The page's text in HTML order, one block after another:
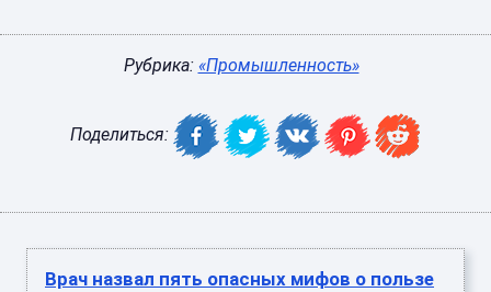
Рубрика: «Промышленность»
Поделиться:
Врач назвал пять опасных мифов о пользе